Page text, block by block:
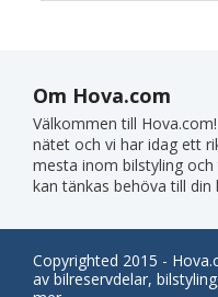
Om Hova.com
Välkommen till
nätet och vi har idag ett
mesta inom bilstyling
kan tänkas behöva till din
Copyrighted 2015 -
av bilreservdelar,